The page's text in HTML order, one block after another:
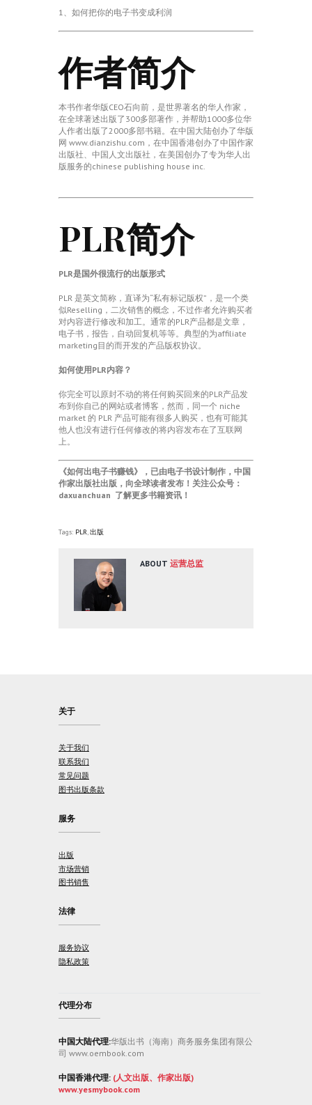
1、如何把你的电子书变成利润
作者简介
本书作者华版CEO石向前，是世界著名的华人作家，
在全球著述出版了300多部著作，并帮助1000多位华
人作者出版了2000多部书籍。在中国大陆创办了华版
网 www.dianzishu.com，在中国香港创办了中国作家
出版社、中国人文出版社，在美国创办了专为华人出
版服务的chinese publishing house inc.
PLR简介
PLR是国外很流行的出版形式
PLR 是英文简称，直译为“私有标记版权”，是一个类
似Reselling，二次销售的概念，不过作者允许购买者
对内容进行修改和加工。通常的PLR产品都是文章，
电子书，报告，自动回复机等等。典型的为affiliate
marketing目的而开发的产品版权协议。
如何使用PLR内容？
你完全可以原封不动的将任何购买回来的PLR产品发
布到你自己的网站或者博客，然而，同一个 niche
market 的 PLR 产品可能有很多人购买，也有可能其
他人也没有进行任何修改的将内容发布在了互联网
上。
《如何出电子书赚钱》
，已由电子书设计制作，中国
作家出版社出版，向全球读者发布！关注公众号：
daxuanchuan 了解更多书籍资讯！
Tags: PLR,出版
ABOUT运营总监
关于
关于我们
联系我们
常见问题
图书出版条款
服务
出版
市场营销
图书销售
法律
服务协议
隐私政策
代理分布
中国大陆代理:华版出书（海南）商务服务集团有限公
司 www.oembook.com
中国香港代理: (人文出版、作家出版)
www.yesmybook.com